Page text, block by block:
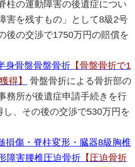
柱の運動障害の後遺症につい
害を残すもの」として8級2号
後の交渉で1750万円の賠償を
身骨盤骨盤骨折 【骨盤骨折で1
得】
骨盤骨折による骨折部の
務所が後遺症申請手続きを行
し、その後の交渉で530万円を
損傷・脊柱変形・臓器8級胸椎
障害腰椎圧迫骨折 【圧迫骨折